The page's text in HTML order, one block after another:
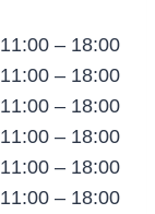
11:00 – 18:00
11:00 – 18:00
11:00 – 18:00
11:00 – 18:00
11:00 – 18:00
11:00 – 18:00